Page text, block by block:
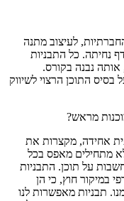
לעיצוב מתנה
דף נחיתה. כל התבניות
נבנה בקורס.
התוכן הרצוי לשיווק
מראש?
אחידה, מקצרות את
לא מתחילים מאפס בכל
על תוכן. התבניות
במיקור חוץ, כי הן
תבניות מאפשרות לנו